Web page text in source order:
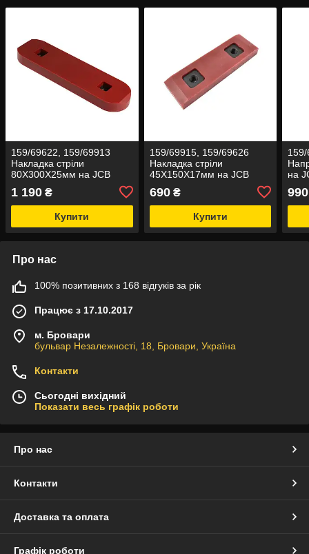
159/69622, 159/69913
Накладка стріли
80X300X25мм на JCB
1 190 ₴
Купити
159/69915, 159/69626
Накладка стріли
45X150X17мм на JCB
690₴
Купити
на
990
Про нас
100% позитивних з 168 відгуків за рік
Працює з 17.10.2017
м. Бровари
бульвар Незалежності, 18, Бровари, Україна
Контакти
Сьогодні вихідний
Показати весь графік роботи
Про нас
Контакти
Доставка та оплата
Графік роботи